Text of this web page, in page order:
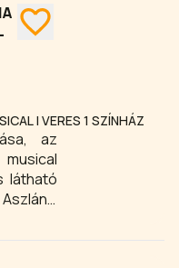
rossz
| VERES 1 SZÍNHÁZ
az
látható
a